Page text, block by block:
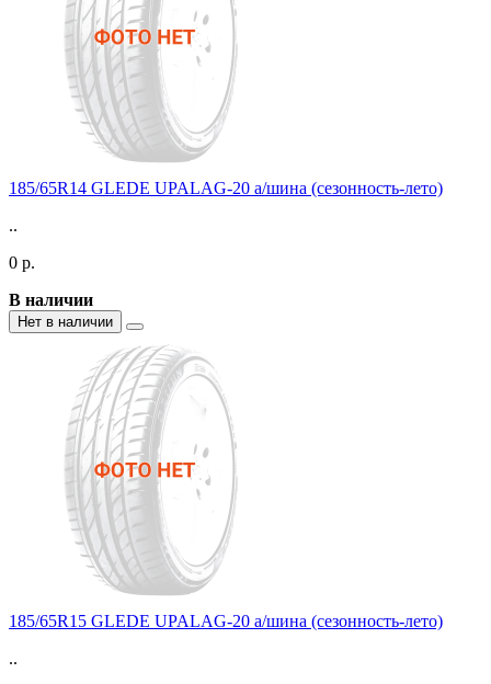
185/65R14 GLEDE UPALAG-20 а/шина (сезонность-лето)
..
0 р.
В наличии
Нет в наличии
185/65R15 GLEDE UPALAG-20 а/шина (сезонность-лето)
..